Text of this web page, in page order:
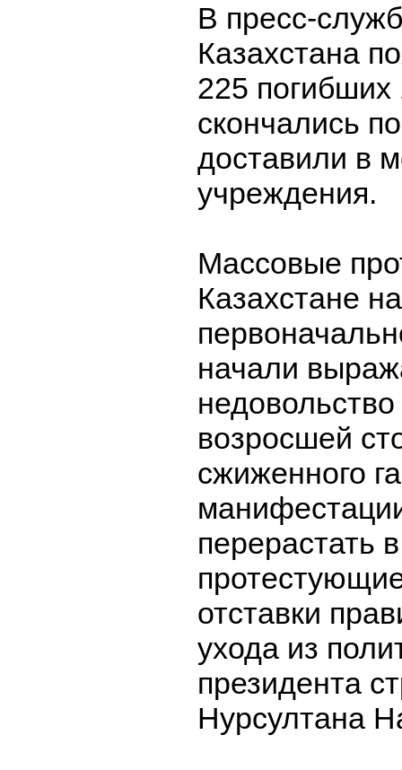
В пресс-
Казахстана
225 погибших
скончались
доставили в
учреждения.
Массовые
Казахстане
начали
недовольство
возросшей
сжиженного
перерастать
отставки
ухода из
президента
Нурсултана